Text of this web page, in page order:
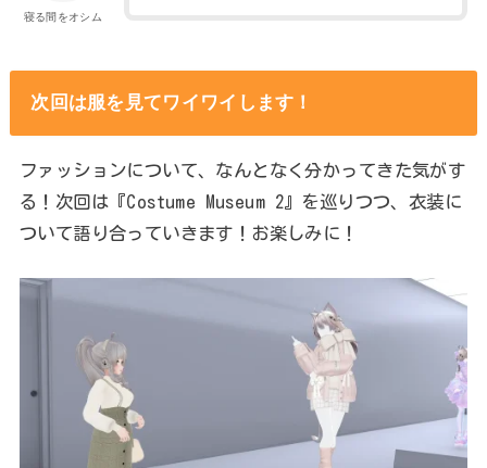
寝る間をオシム
次回は服を見てワイワイします！
ファッションについて、なんとなく分かってきた気がす
る！次回は『Costume Museum 2』を巡りつつ、衣装に
ついて語り合っていきます！お楽しみに！